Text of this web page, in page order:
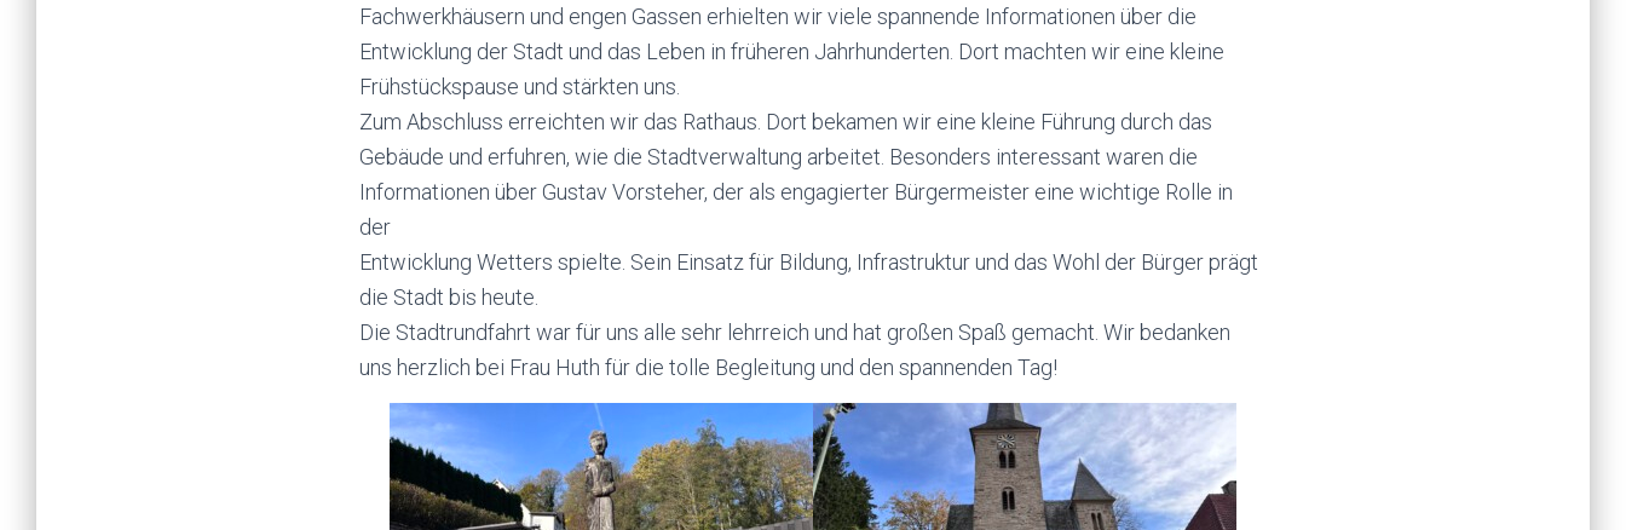
Fachwerkhäusern und engen Gassen erhielten wir viele spannende Informationen über die
Entwicklung der Stadt und das Leben in früheren Jahrhunderten. Dort machten wir eine kleine
Frühstückspause und stärkten uns.
Zum Abschluss erreichten wir das Rathaus. Dort bekamen wir eine kleine Führung durch das
Gebäude und erfuhren, wie die Stadtverwaltung arbeitet. Besonders interessant waren die
Informationen über Gustav Vorsteher, der als engagierter Bürgermeister eine wichtige Rolle in
der
Entwicklung Wetters spielte. Sein Einsatz für Bildung, Infrastruktur und das Wohl der Bürger prägt
die Stadt bis heute.
Die Stadtrundfahrt war für uns alle sehr lehrreich und hat großen Spaß gemacht. Wir bedanken
uns herzlich bei Frau Huth für die tolle Begleitung und den spannenden Tag!